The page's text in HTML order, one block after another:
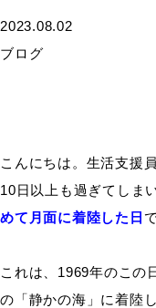
2023.08.02
ブログ
こんにちは。生活支援
10日以上も過ぎてしま
めて月面に着陸した日
これは、1969年のこの
の「静かの海」に着陸